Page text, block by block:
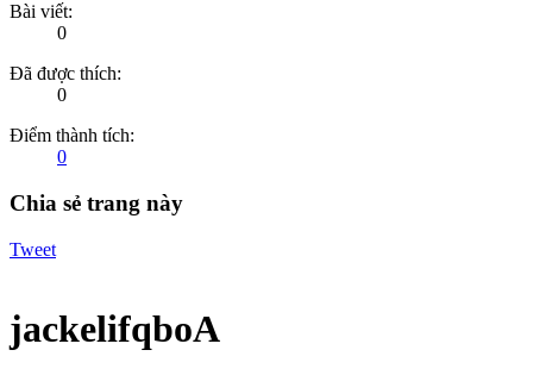
Bài viết:
0
Đã được thích:
0
Điểm thành tích:
0
Chia sẻ trang này
Tweet
jackelifqboA